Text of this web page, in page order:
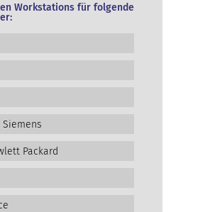
Workstations für folgende
Siemens
Packard